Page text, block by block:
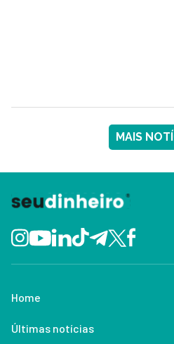
MAIS
Home
Últimas notícias